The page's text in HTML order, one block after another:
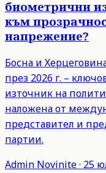
биометрични
към
напрежение?
Босна и
през 2026 г. –
източник на
наложена от
представител и
партии.
Admin Novinite· 25